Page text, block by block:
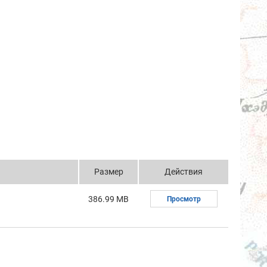
Размер Действия
386.99 MB Просмотр